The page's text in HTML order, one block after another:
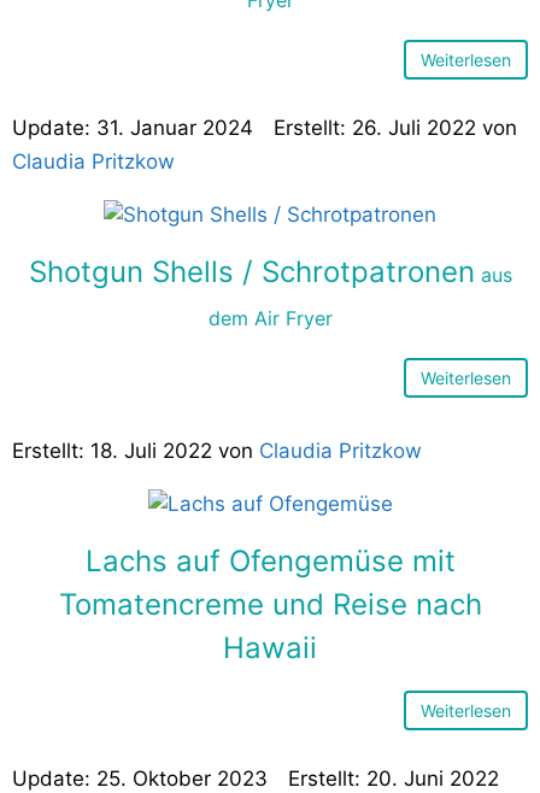
Weiterlesen
31. Januar 2024 26. Juli 2022 von
Claudia Pritzkow
Shotgun Shells / Schrotpatronen aus
dem Air Fryer
Weiterlesen
18. Juli 2022 von Claudia Pritzkow
Lachs auf Ofengemüse mit
Tomatencreme und Reise nach
Hawaii
Weiterlesen
25. Oktober 2023 20. Juni 2022